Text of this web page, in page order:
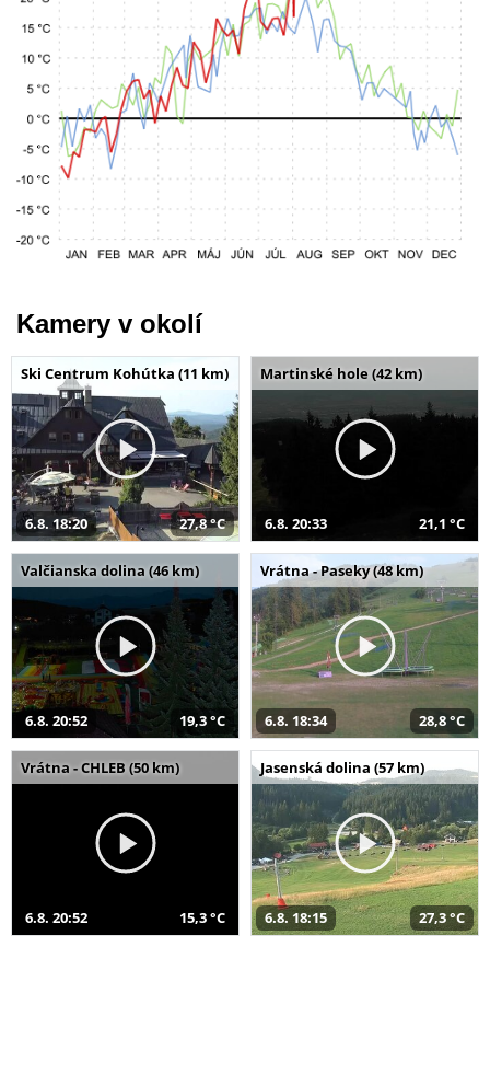
Kamery v okolí
Ski Centrum Kohútka (11 km)
6.8. 18:20 27,8 °C
Martinské hole (42 km)
6.8. 20:33 21,1 °C
Valčianska dolina (46 km)
6.8. 20:52 19,3 °C
Vrátna - Paseky (48 km)
6.8. 18:34 28,8 °C
Vrátna - CHLEB (50 km)
6.8. 20:52 15,3 °C
Jasenská dolina (57 km)
6.8. 18:15 27,3 °C